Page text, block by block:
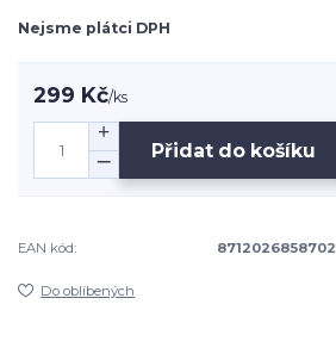
Nejsme plátci DPH
299 Kč/ks
Přidat do košíku
EAN kód: 8712026858702
Do oblíbených